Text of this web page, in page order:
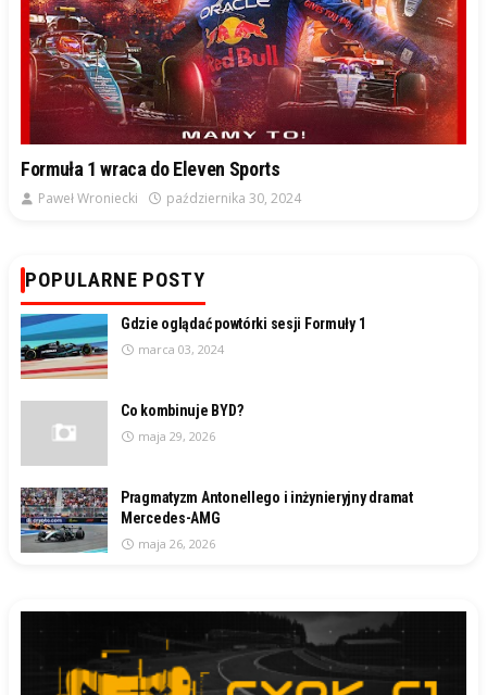
Formuła 1 wraca do Eleven Sports
Paweł Wroniecki października 30, 2024
POPULARNE POSTY
Gdzie oglądać powtórki sesji Formuły 1
marca 03, 2024
Co kombinuje BYD?
maja 29, 2026
Pragmatyzm Antonellego i inżynieryjny dramat
Mercedes-AMG
maja 26, 2026